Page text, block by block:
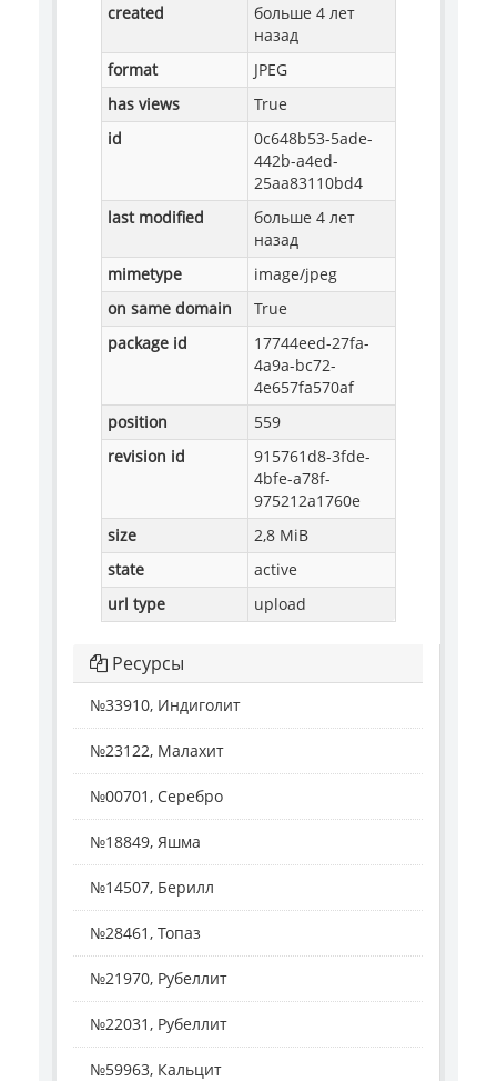
created
больше 4 лет
назад
format
JPEG
has views
True
id
0c648b53-5ade-
442b-a4ed-
25aa83110bd4
last modified
больше 4 лет
назад
mimetype
image/jpeg
on same domain
True
package id
17744eed-27fa-
4a9a-bc72-
4e657fa570af
position
559
revision id
915761d8-3fde-
4bfe-a78f-
975212a1760e
size
2,8 MiB
state
active
url type
upload
Ресурсы
№33910, Индиголит
№23122, Малахит
№00701, Серебро
№18849, Яшма
№14507, Берилл
№28461, Топаз
№21970, Рубеллит
№22031, Рубеллит
№59963, Кальцит